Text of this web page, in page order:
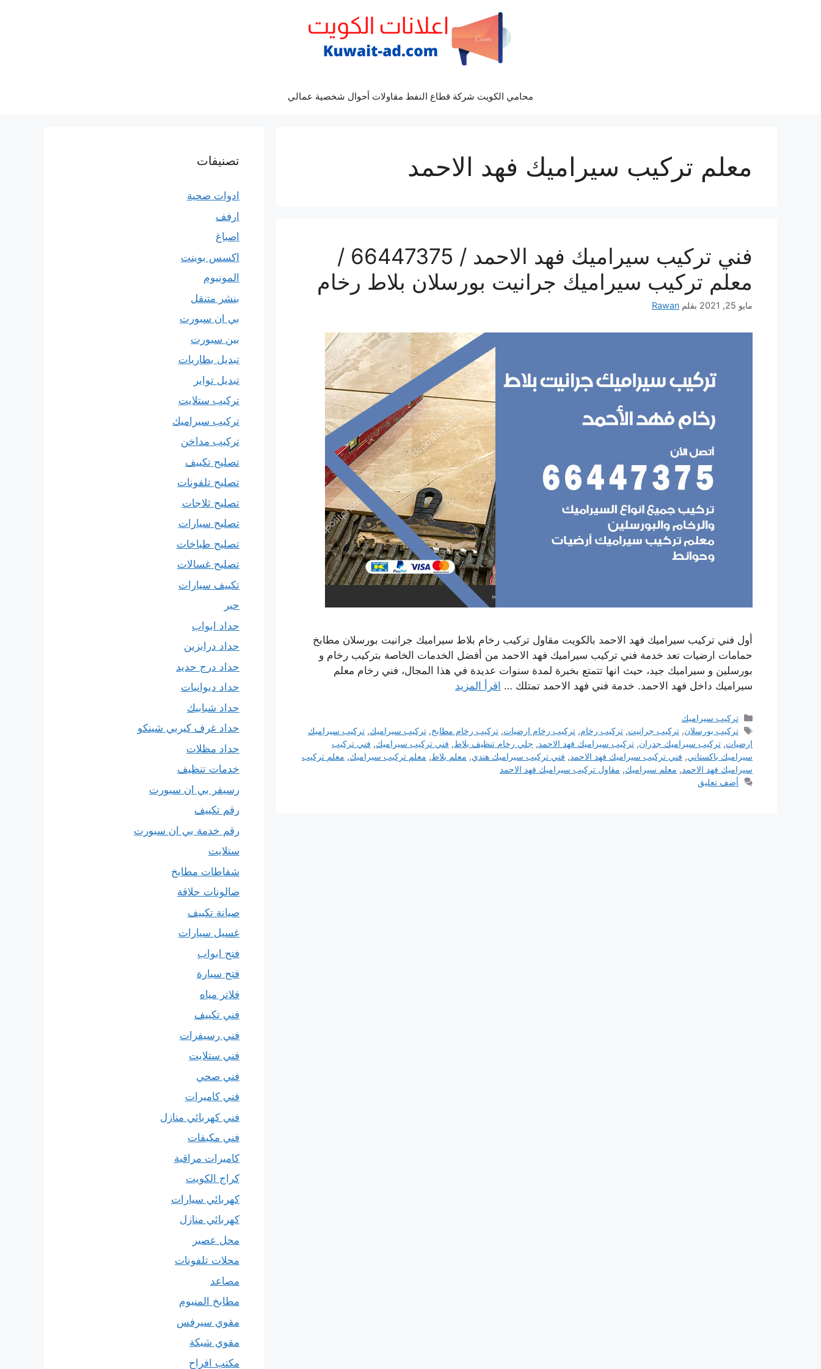
محامي الكويت شركة قطاع النفط مقاولات أحوال شخصية عمالي
معلم تركيب سيراميك فهد الاحمد
فني تركيب سيراميك فهد الاحمد / 66447375 /
معلم تركيب سيراميك جرانيت بورسلان بلاط رخام
مايو 25, 2021 بقلم Rawan
أول فني تركيب سيراميك فهد الاحمد بالكويت مقاول تركيب رخام بلاط سيراميك جرانيت بورسلان مطابخ
حمامات ارضيات تعد خدمة فني تركيب سيراميك فهد الاحمد من أفضل الخدمات الخاصة بتركيب رخام و
بورسلين و سيراميك جيد، حيث انها تتمتع بخبرة لمدة سنوات عديدة في هذا المجال، فني رخام معلم
سيراميك داخل فهد الاحمد. خدمة فني فهد الاحمد تمتلك … اقرأ المزيد
التصنيفات
تركيب سيراميك
الوسوم
تركيب بورسلان,تركيب جرانيت,تركيب رخام,تركيب رخام ارضيات,تركيب رخام مطابخ,تركيب سيراميك,تركيب سيراميك
ارضيات, تركيب سيراميك جدران, تركيب سيراميك فهد الاحمد, جلي رخام تنظيف بلاط, فني تركيب سيراميك, فني تركيب
سيراميك باكستاني, فني تركيب سيراميك فهد الاحمد, فني تركيب سيراميك هندي, معلم بلاط, معلم تركيب سيراميك, معلم تركيب
سيراميك فهد الاحمد, معلم سيراميك, مقاول تركيب سيراميك فهد الاحمد
أضف تعليق
تصنيفات
ادوات صحية
ارفف
اصباغ
اكسس بوينت
المونيوم
بنشر متنقل
بي ان سبورت
بين سبورت
تبديل بطاريات
تبديل تواير
تركيب ستلايت
تركيب سيراميك
تركيب مداخن
تصليح تكييف
تصليح تلفونات
تصليح ثلاجات
تصليح سيارات
تصليح طباخات
تصليح غسالات
تكييف سيارات
حبر
حداد ابواب
حداد درابزين
حداد درج حديد
حداد ديوانيات
حداد شبابيك
حداد غرف كيربي شينكو
حداد مظلات
خدمات تنظيف
رسيفر بي ان سبورت
رقم تكييف
رقم خدمة بي ان سبورت
ستلايت
شفاطات مطابخ
صالونات حلاقة
صيانة تكييف
غسيل سيارات
فتح ابواب
فتح سيارة
فلاتر مياه
فني تكييف
فني رسيفرات
فني ستلايت
فني صحي
فني كاميرات
فني كهربائي منازل
فني مكيفات
كاميرات مراقبة
كراج الكويت
كهربائي سيارات
كهربائي منازل
محل عصير
محلات تلفونات
مصاعد
مطابخ المنيوم
مقوي سيرفس
مقوي شبكة
مكتب افراح